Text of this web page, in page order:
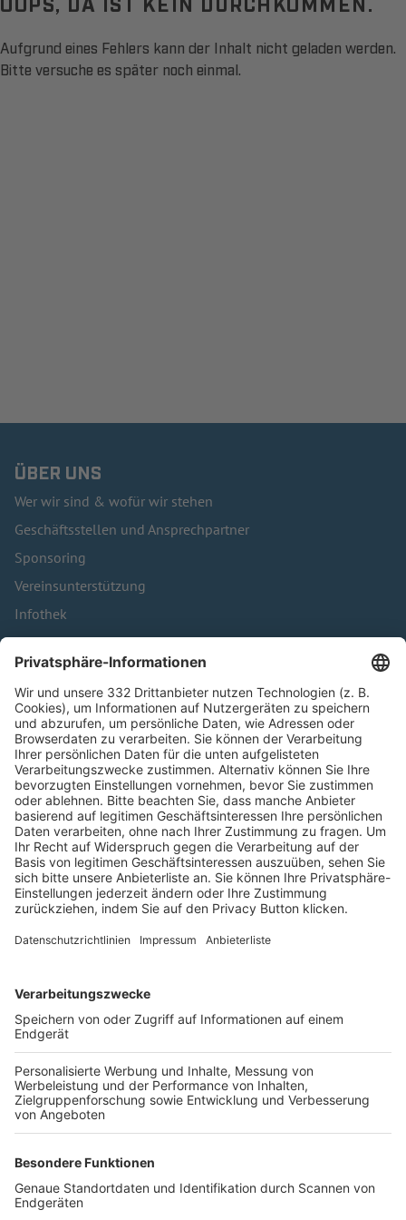
Aufgrund eines Fehlers kann der Inhalt nicht geladen werden.
Bitte versuche es später noch einmal.
ÜBER UNS
Wer wir sind & wofür wir stehen
Geschäftsstellen und Ansprechpartner
Sponsoring
Vereinsunterstützung
Infothek
Kontakt
HÄUFIG BESUCHTE SEITEN
Pässe und Vereinswechsel
Trainerausbildung
Schulungsangebot Vereinsmitarbeiter
BFV-Geschäftsstellen
Trainerbörse
Login SpielPlus
FOLGE DEM BFV
TOP-VEREINE
TOP-PARTNER